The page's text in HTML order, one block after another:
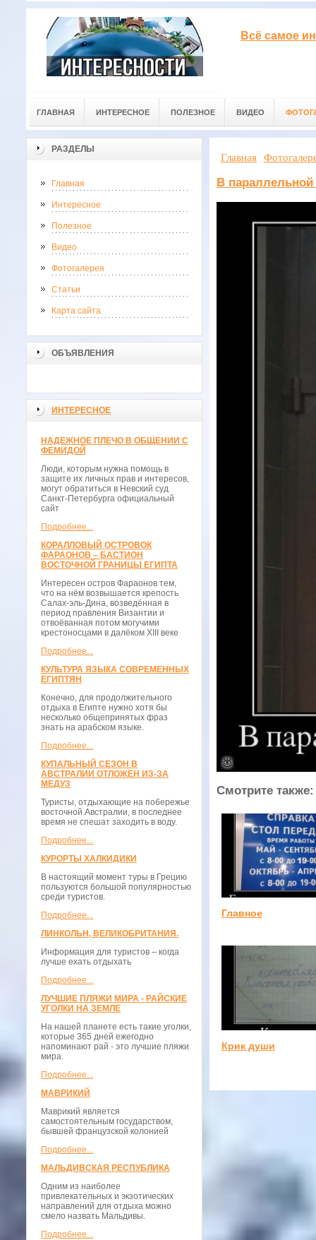
Всё самое
ГЛАВНАЯ ИНТЕРЕСНОЕ ПОЛЕЗНОЕ ВИДЕО
РАЗДЕЛЫ
Главная
Интересное
Полезное
Видео
Фотогалерея
Статьи
Карта сайта
ОБЪЯВЛЕНИЯ
ИНТЕРЕСНОЕ
НАДЕЖНОЕ ПЛЕЧО В ОБЩЕНИИ С
ФЕМИДОЙ
Люди, которым нужна помощь в
защите их личных прав и интересов,
могут обратиться в Невский суд
Санкт-Петербурга официальный
сайт
Подробнее...
КОРАЛЛОВЫЙ ОСТРОВОК
ФАРАОНОВ – БАСТИОН
ВОСТОЧНОЙ ГРАНИЦЫ ЕГИПТА
Интересен остров Фараонов тем,
что на нём возвышается крепость
Салах-эль-Дина, возведённая в
период правления Византии и
отвоёванная потом могучими
крестоносцами в далёком XIII веке
Подробнее...
КУЛЬТУРА ЯЗЫКА СОВРЕМЕННЫХ
ЕГИПТЯН
Конечно, для продолжительного
отдыха в Египте нужно хотя бы
несколько общепринятых фраз
знать на арабском языке.
Подробнее...
КУПАЛЬНЫЙ СЕЗОН В
АВСТРАЛИИ ОТЛОЖЕН ИЗ-ЗА
МЕДУЗ
Туристы, отдыхающие на побережье
восточной Австралии, в последнее
время не спешат заходить в воду.
Подробнее...
КУРОРТЫ ХАЛКИДИКИ
В настоящий момент туры в Грецию
пользуются большой популярностью
среди туристов.
Подробнее...
ЛИНКОЛЬН, ВЕЛИКОБРИТАНИЯ.
Информация для туристов – когда
лучше ехать отдыхать
Подробнее...
ЛУЧШИЕ ПЛЯЖИ МИРА - РАЙСКИЕ
УГОЛКИ НА ЗЕМЛЕ
На нашей планете есть такие уголки,
которые 365 дней ежегодно
напоминают рай - это лучшие пляжи
мира.
Подробнее...
МАВРИКИЙ
Маврикий является
самостоятельным государством,
бывшей французской колонией
Подробнее...
МАЛЬДИВСКАЯ РЕСПУБЛИКА
Одним из наиболее
привлекательных и экзотических
направлений для отдыха можно
смело назвать Мальдивы.
Подробнее...
Главная
В параллельной
Смотрите также:
Главное
Крик души